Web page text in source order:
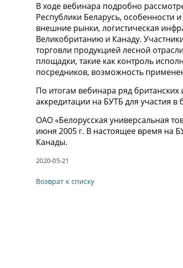
В ходе вебинара подробно
Республики Беларусь, особенности
внешние рынки, логистическая
Великобританию и Канаду.
торговли продукцией лесной
площадки, такие как контроль
посредников, возможность
По итогам вебинара ряд
аккредитации на БУТБ для участия
ОАО «Белорусская универсальная
июня 2005 г. В настоящее время на
Канады.
2020-05-21
Возврат к списку